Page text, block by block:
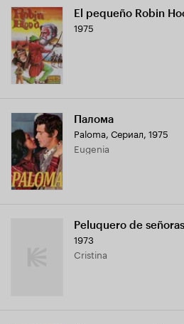
El pequeño Robin
1975
Палома
Paloma, Сериал, 1975
Eugenia
Peluquero de señoras
1973
Cristina